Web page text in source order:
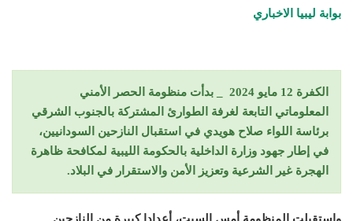
بوابة ليبيا الاخباري
الكفرة 12 مايو 2024 _ بدأت منظومة الحصر الأمني
المعلوماتي التابعة لغرفة الطوارئ المشتركة بالجنوب الشرقي
برئاسة اللواء صلاح هويدي في استقبال النازحين السودانيين،
في إطار جهود وزارة الداخلية بالحكومة الليبية لمكافحة ظاهرة
الهجرة غير الشرعية وتعزيز الأمن والاستقرار في البلاد.
واستقبلت المنظومة أمس السبت، أعدادا كبيرة من النازحين